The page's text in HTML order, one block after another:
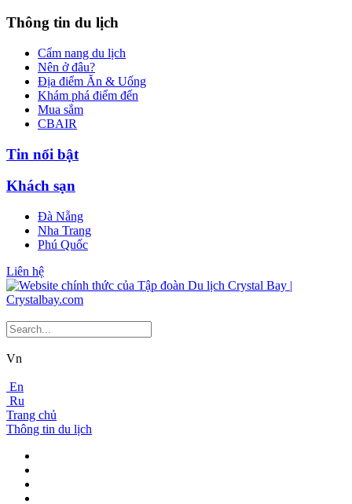
Thông tin du lịch
Cẩm nang du lịch
Nên ở đâu?
Địa điểm Ăn & Uống
Khám phá điểm đến
Mua sắm
CBAIR
Tin nổi bật
Khách sạn
Đà Nẵng
Nha Trang
Phú Quốc
Liên hệ
Vn
En
Ru
Trang chủ
Thông tin du lịch